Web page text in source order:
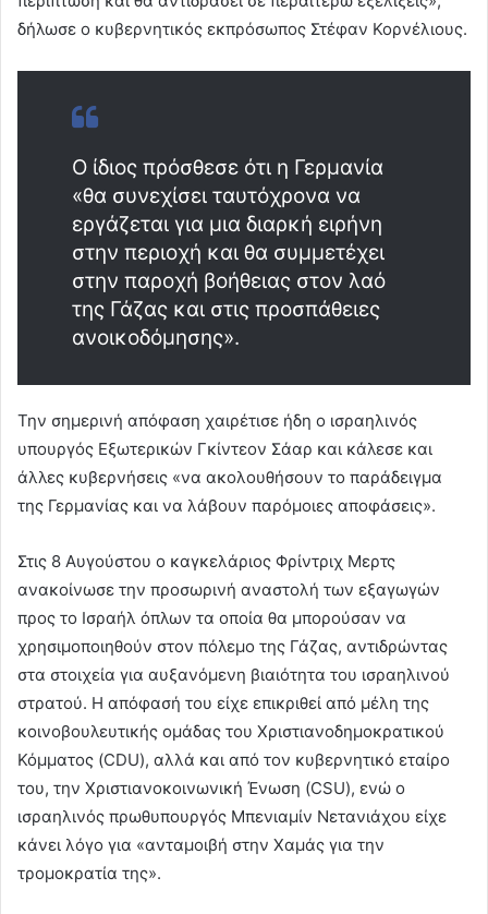
δήλωσε ο κυβερνητικός εκπρόσωπος Στέφαν Κορνέλιους.
O ίδιος πρόσθεσε ότι η Γερμανία
«θα συνεχίσει ταυτόχρονα να
εργάζεται για μια διαρκή ειρήνη
στην περιοχή και θα συμμετέχει
στην παροχή βοήθειας στον λαό
της Γάζας και στις προσπάθειες
ανοικοδόμησης».
Την σημερινή απόφαση χαιρέτισε ήδη ο ισραηλινός
υπουργός Εξωτερικών Γκίντεον Σάαρ και κάλεσε και
άλλες κυβερνήσεις «να ακολουθήσουν το παράδειγμα
της Γερμανίας και να λάβουν παρόμοιες αποφάσεις».
Στις 8 Αυγούστου ο καγκελάριος Φρίντριχ Μερτς
ανακοίνωσε την προσωρινή αναστολή των εξαγωγών
προς το Ισραήλ όπλων τα οποία θα μπορούσαν να
χρησιμοποιηθούν στον πόλεμο της Γάζας, αντιδρώντας
στα στοιχεία για αυξανόμενη βιαιότητα του ισραηλινού
στρατού. Η απόφασή του είχε επικριθεί από μέλη της
κοινοβουλευτικής ομάδας του Χριστιανοδημοκρατικού
Κόμματος (CDU), αλλά και από τον κυβερνητικό εταίρο
του, την Χριστιανοκοινωνική Ένωση (CSU), ενώ ο
ισραηλινός πρωθυπουργός Μπενιαμίν Νετανιάχου είχε
κάνει λόγο για «ανταμοιβή στην Χαμάς για την
τρομοκρατία της».